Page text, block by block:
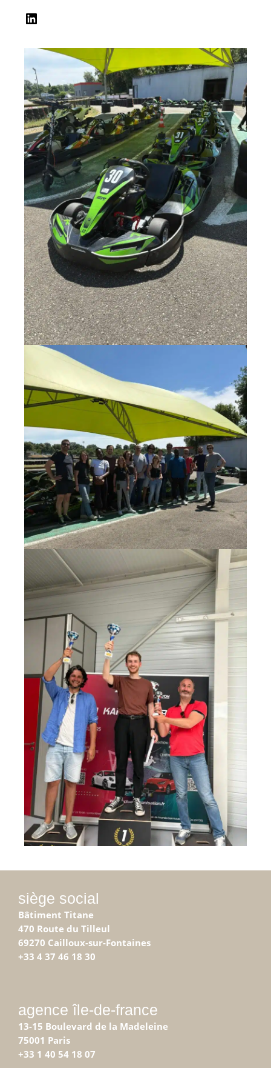
siège social
Bâtiment Titane
470 Route du Tilleul
69270 Cailloux-sur-Fontaines
+33 4 37 46 18 30
agence île-de-france
13-15 Boulevard de la Madeleine
75001 Paris
+33 1 40 54 18 07